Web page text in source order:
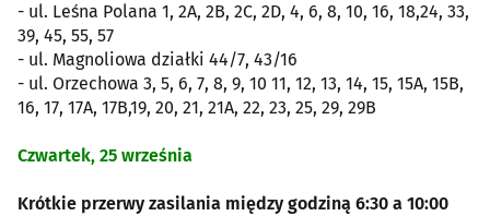
- ul. Leśna Polana 1, 2A, 2B, 2C, 2D, 4, 6, 8, 10, 16, 18,24, 33,
39, 45, 55, 57
- ul. Magnoliowa działki 44/7, 43/16
- ul. Orzechowa 3, 5, 6, 7, 8, 9, 10 11, 12, 13, 14, 15, 15A, 15B,
16, 17, 17A, 17B,19, 20, 21, 21A, 22, 23, 25, 29, 29B
Czwartek, 25 września
Krótkie przerwy zasilania między godziną 6:30 a 10:00